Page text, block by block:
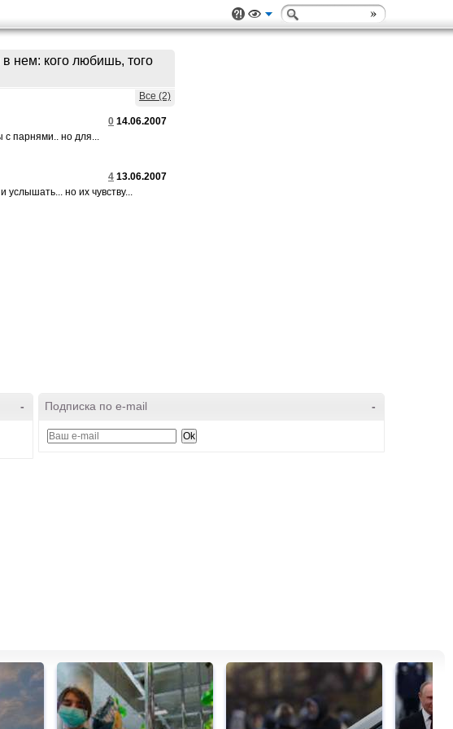
нем: кого любишь, того
Все (2)
0 14.06.2007
с парнями.. но для...
4 13.06.2007
но их чувству...
- -
Подписка по e-mail